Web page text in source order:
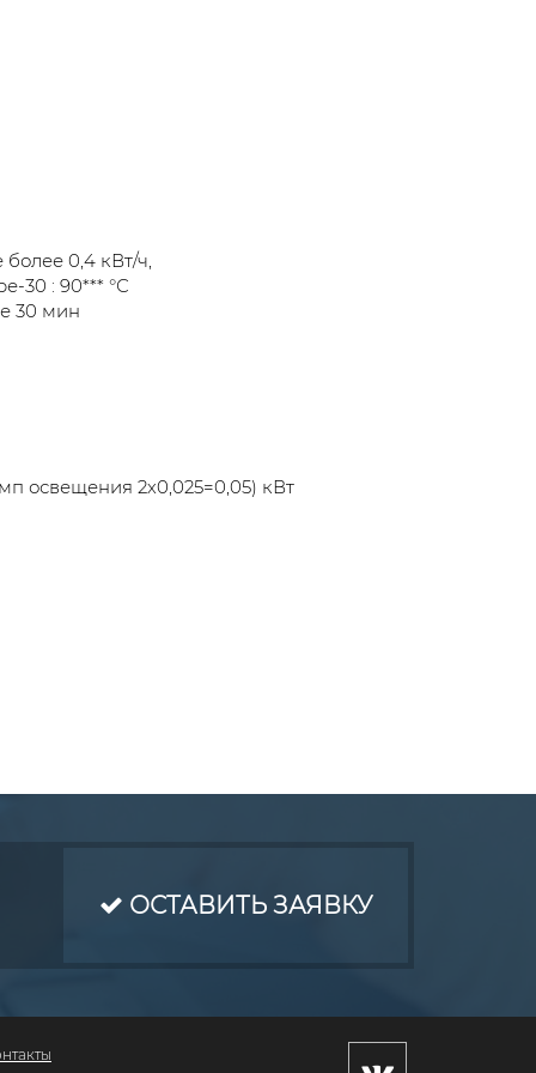
0,4 кВт/ч,
30 : 90*** °С
30 мин
освещения 2х0,025=0,05) кВт
ОСТАВИТЬ ЗАЯВКУ